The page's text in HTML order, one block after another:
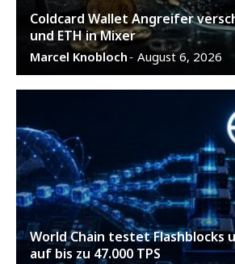
Coldcard Wallet Angreifer
und ETH in Mixer
Marcel Knobloch- August 6, 2026
World Chain testet Flashblocks
auf bis zu 47.000 TPS